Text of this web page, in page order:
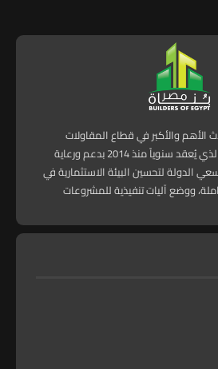
الأهم والأكبر في قطاع المقاولات
والتشييد والبناء في مصر والذي يُعقد سنوياً منذ 2014 بدعم ورعاية
لتحسين البيئة الاستثمارية في
ووضع آليات تنفيذية للمشروعات